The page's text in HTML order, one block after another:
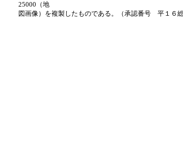
25000（地
図画像）を複製したものである。（承認番号 平１６総